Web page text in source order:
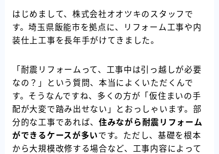
はじめまして、株式会社オオツキのスタッフで
す。埼玉県飯能市を拠点に、リフォーム工事や内
装仕上工事を長年手がけてきました。
「耐震リフォームって、工事中は引っ越しが必要
なの？」という質問、本当によくいただくんで
す。そうなんですね、多くの方が「仮住まいの手
配が大変で踏み出せない」とおっしゃいます。部
分的な工事であれば、 住みながら耐震リフォーム
ができるケースが多いです。ただし、基礎を根本
から大規模改修する場合など、工事内容によって